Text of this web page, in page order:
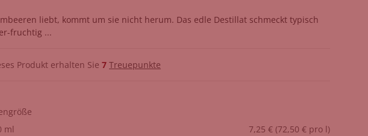
liebt, kommt um sie nicht herum. Das edle Destillat schmeckt typisch
fruchtig ...
Produkt erhalten Sie 7 Treuepunkte
ml
7,25 € (72,50 € pro l)